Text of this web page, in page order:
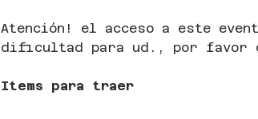
Atención! el acceso a este
dificultad para ud., por favor
Items para traer